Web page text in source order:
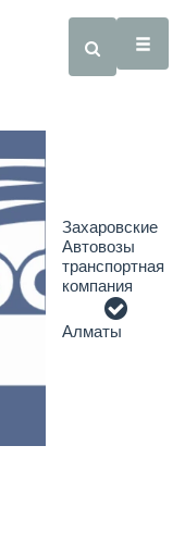
Захаровские
Автовозы
транспортная
компания
Алматы